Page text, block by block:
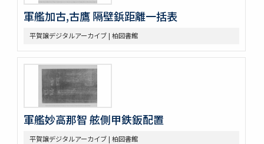
軍艦加古,古鷹 隔壁鋲距離一括表
平賀譲デジタルアーカイブ | 柏図書館
軍艦妙高那智 舷側甲鉄鈑配置
平賀譲デジタルアーカイブ | 柏図書館